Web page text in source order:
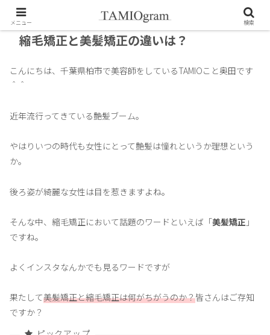
縮毛矯正と美髪矯正の違いは？
こんにちは、千葉県柏市で美容師をしているTAMIOこと奥田です
＾＾
近年流行ってきている艶髪ブーム。
やはりいつの時代も女性にとって艶髪は憧れというか理想という
か。
後ろ姿が綺麗な女性は目を惹きますよね。
そんな中、縮毛矯正において話題のワードといえば「美髪矯正 」
ですね。
よくインスタなんかでも見るワードですが
果たして美髪矯正と縮毛矯正は何がちがうのか？皆さんはご存知
ですか？
メニュー 検索